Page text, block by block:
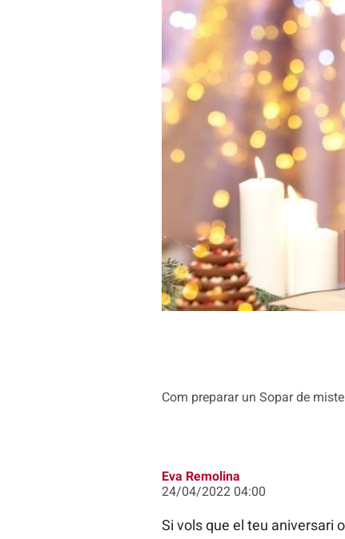
Com preparar un Sopar de
Eva Remolina
24/04/2022 04:00
Si vols que el teu aniversari